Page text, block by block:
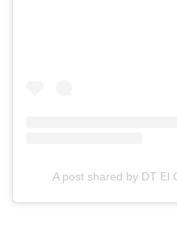
A post shared by DT El